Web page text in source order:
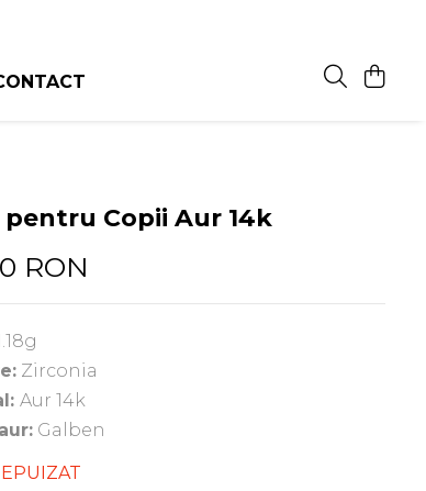
pentru Copii Aur 14k
RON
Zirconia
Aur 14k
Galben